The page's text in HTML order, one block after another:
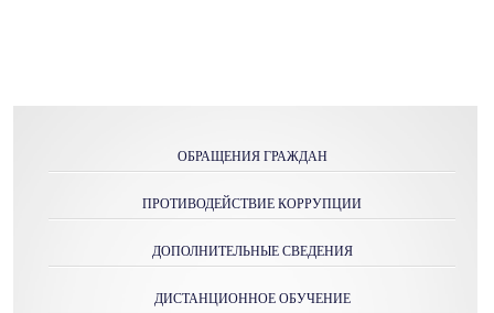
ОБРАЩЕНИЯ ГРАЖДАН
ПРОТИВОДЕЙСТВИЕ КОРРУПЦИИ
ДОПОЛНИТЕЛЬНЫЕ СВЕДЕНИЯ
ДИСТАНЦИОННОЕ ОБУЧЕНИЕ